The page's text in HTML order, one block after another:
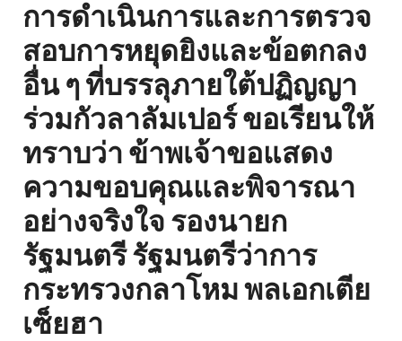
การดำเนินการและการตรวจ
สอบการหยุดยิงและข้อตกลง
อื่น ๆ ที่บรรลุภายใต้ปฏิญญา
ร่วมกัวลาลัมเปอร์ ขอเรียนให้
ทราบว่า ข้าพเจ้าขอแสดง
ความขอบคุณและพิจารณา
อย่างจริงใจ รองนายก
รัฐมนตรี รัฐมนตรีว่าการ
กระทรวงกลาโหม พลเอกเตีย
เซ็ยฮา